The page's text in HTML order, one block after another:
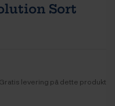
Sort
Gratis levering på dette produkt